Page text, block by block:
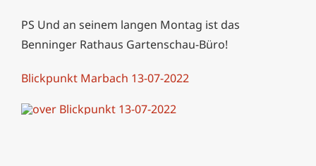
PS Und an seinem langen Montag ist das
Benninger Rathaus Gartenschau-Büro!
Blickpunkt Marbach 13-07-2022